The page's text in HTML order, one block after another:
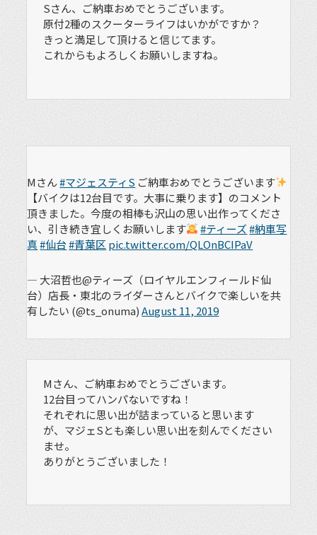
Sさん、ご納車おめでとうございます。
原付2種のスクーターライフはいかがですか？
きっと満足して頂けると信じてます。
これからもよろしくお願いしますね。
Mさん#マジェスティS ご納車おめでとうございます
【バイクは12台目です。大事に乗ります】のコメント
頂きました。今度の相棒も沢山の思い出作ってくださ
い、引き続き宜しくお願いします
#ティーズ#納車写
真#仙台#青葉区 pic.twitter.com/QLOnBCIPaV
— 大沼哲也@ティーズ（ロイヤルエンフィールド仙
台）店長・東北のライダーさんとバイクで楽しいを共
有したい (@ts_onuma)August 11, 2019
Mさん、ご納車おめでとうございます。
12台目ってハンパないですね！
それぞれに思い出が詰まっていると思います
が、マジェSとも楽しい思い出を刻んでください
ませ。
ありがとうございました！